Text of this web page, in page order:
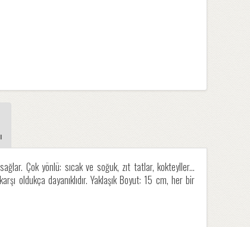
Çok yönlü: sıcak ve soğuk, zıt tatlar, kokteyller...
oldukça dayanıklıdır. Yaklaşık Boyut: 15 cm, her bir